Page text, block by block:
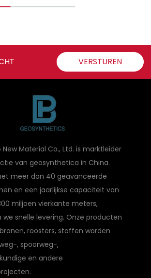
VERSTUREN
New Material Co., Ltd. is marktleider
van geosynthetica in China.
meer dan 40 geavanceerde
en een jaarlijkse capaciteit van
miljoen vierkante meters,
we snelle levering. Onze producten
roosters, stoffen worden
, spoorweg-,
en andere